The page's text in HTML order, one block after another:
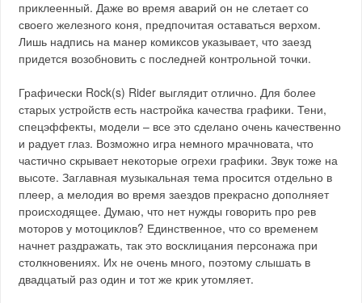
приклеенный. Даже во время аварий он не слетает со
своего железного коня, предпочитая оставаться верхом.
Лишь надпись на манер комиксов указывает, что заезд
придется возобновить с последней контрольной точки.
Графически Rock(s) Rider выглядит отлично. Для более
старых устройств есть настройка качества графики. Тени,
спецэффекты, модели – все это сделано очень качественно
и радует глаз. Возможно игра немного мрачновата, что
частично скрывает некоторые огрехи графики. Звук тоже на
высоте. Заглавная музыкальная тема просится отдельно в
плеер, а мелодия во время заездов прекрасно дополняет
происходящее. Думаю, что нет нужды говорить про рев
моторов у мотоциклов? Единственное, что со временем
начнет раздражать, так это восклицания персонажа при
столкновениях. Их не очень много, поэтому слышать в
двадцатый раз один и тот же крик утомляет.